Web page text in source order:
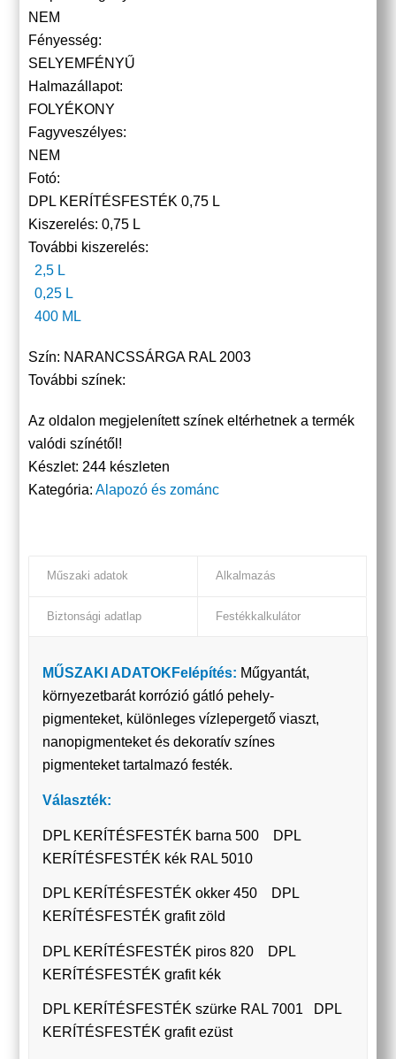
NEM
Fényesség:
SELYEMFÉNYŰ
Halmazállapot:
FOLYÉKONY
Fagyveszélyes:
NEM
Fotó:
DPL KERÍTÉSFESTÉK 0,75 L
Kiszerelés:0,75 L
További kiszerelés:
2,5 L
0,25 L
400 ML
Szín: NARANCSSÁRGA RAL 2003
További színek:
Az oldalon megjelenített színek eltérhetnek a termék
valódi színétől!
Készlet: 244 készleten
Kategória:Alapozó és zománc
Műszaki adatok Alkalmazás
Biztonsági adatlap Festékkalkulátor
MŰSZAKI ADATOK Felépítés: Műgyantát,
környezetbarát korrózió gátló pehely-
pigmenteket, különleges vízlepergető viaszt,
nanopigmenteket és dekoratív színes
pigmenteket tartalmazó festék.
Választék:
DPL KERÍTÉSFESTÉK barna 500 DPL
KERÍTÉSFESTÉK kék RAL 5010
DPL KERÍTÉSFESTÉK okker 450 DPL
KERÍTÉSFESTÉK grafit zöld
DPL KERÍTÉSFESTÉK piros 820 DPL
KERÍTÉSFESTÉK grafit kék
DPL KERÍTÉSFESTÉK szürke RAL 7001 DPL
KERÍTÉSFESTÉK grafit ezüst